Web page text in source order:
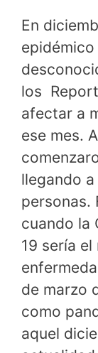
En
los
afectar a
ese mes.
llegando
personas.
cuando la
19 sería
de marzo
como
aquel